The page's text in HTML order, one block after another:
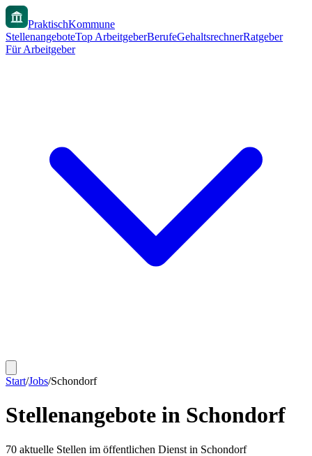
PraktischKommune
StellenangeboteTop ArbeitgeberBerufeGehaltsrechnerRatgeber
Für Arbeitgeber
Start/Jobs/Schondorf
Stellenangebote in Schondorf
70 aktuelle Stellen im öffentlichen Dienst in Schondorf